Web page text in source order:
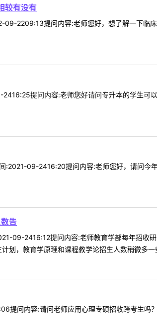
较有没有
2209:13提问内容:老师您好，想了解一下临
提问内容:老师您好请问专升本的学生可
09-2416:20提问内容:老师您好，请问今
告
09-2416:12提问内容:老师教育学部每年招收
划，教育学原理和课程教学论招生人数稍微多
问内容:请问老师应用心理专硕招收跨考生吗